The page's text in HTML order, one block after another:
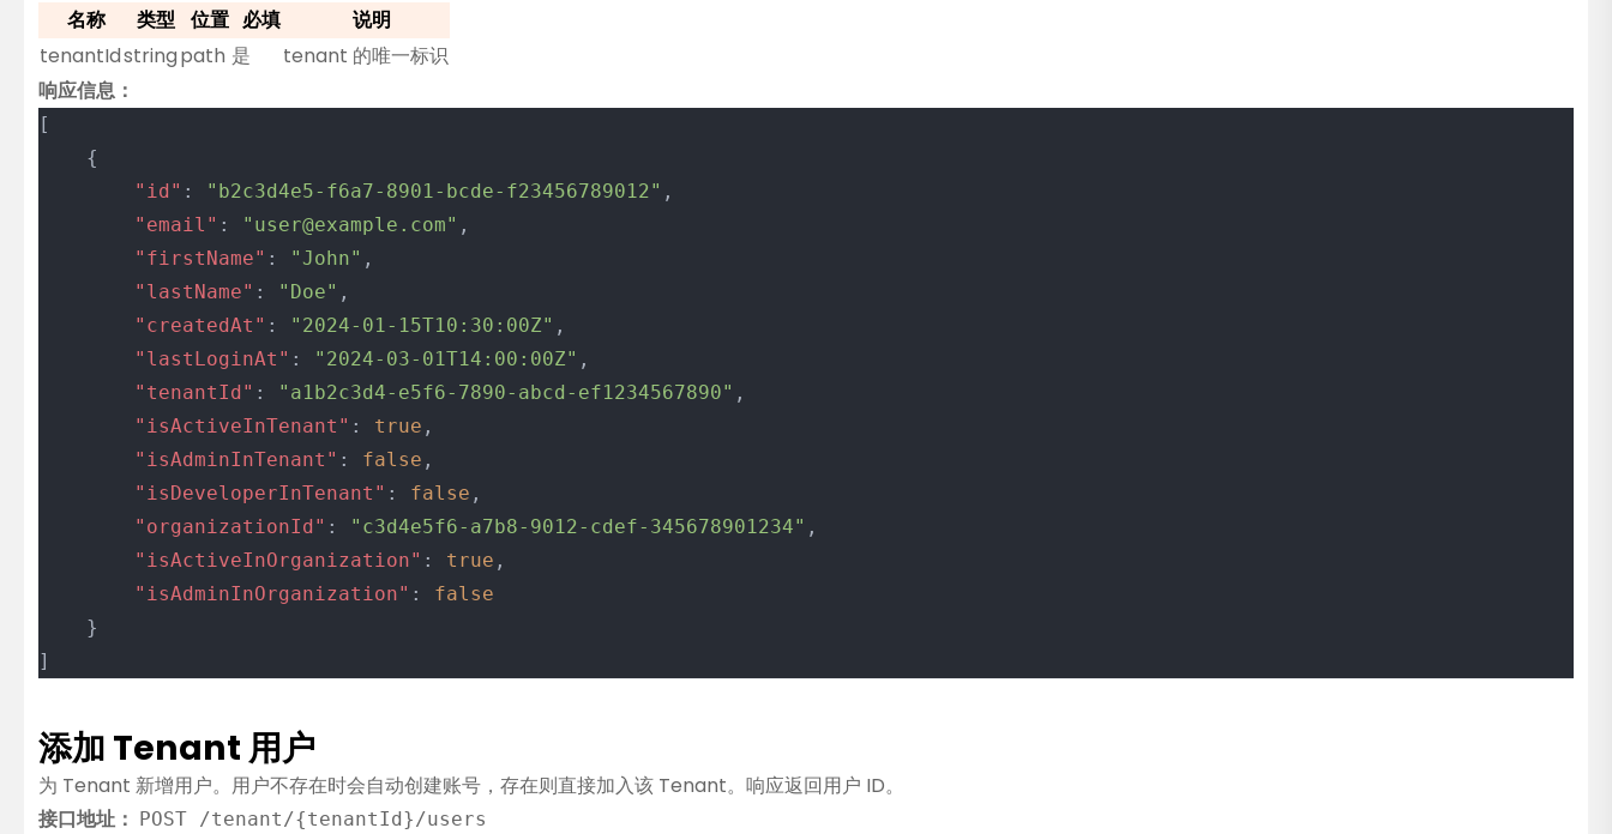
名称
类型 位置 必填
说明
tenantIdstringpath 是
tenant 的唯一标识
响应信息：
[
	{
		"id"
: "b2c3d4e5-f6a7-8901-bcde-f23456789012" ,
		"email"
: "user@example.com" ,
		"firstName"
: "John" ,
		"lastName"
: "Doe" ,
		"createdAt"
: "2024-01-15T10:30:00Z" ,
		"lastLoginAt"
: "2024-03-01T14:00:00Z" ,
		"tenantId"
: "a1b2c3d4-e5f6-7890-abcd-ef1234567890" ,
		"isActiveInTenant"
: true ,
		"isAdminInTenant"
: false ,
		"isDeveloperInTenant"
: false ,
		"organizationId"
: "c3d4e5f6-a7b8-9012-cdef-345678901234" ,
		"isActiveInOrganization"
: true ,
		"isAdminInOrganization"
: false
	}
]
添加 Tenant 用户
为 Tenant 新增用户。用户不存在时会自动创建账号，存在则直接加入该 Tenant。响应返回用户 ID。
接口地址： POST /tenant/{tenantId}/users